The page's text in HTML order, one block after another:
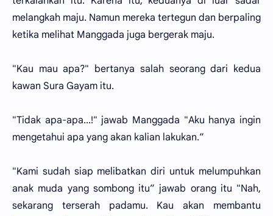
melangkah maju. Namun mereka tertegun dan berpaling
ketika melihat Manggada juga bergerak maju.
"Kau mau apa?" bertanya salah seorang dari kedua
kawan Sura Gayam itu.
"Tidak apa-apa...!" jawab Manggada "Aku hanya ingin
mengetahui apa yang akan kalian lakukan.”
"Kami sudah siap melibatkan diri untuk melumpuhkan
anak muda yang sombong itu” jawab orang itu "Nah,
sekarang terserah padamu. Kau akan membantu